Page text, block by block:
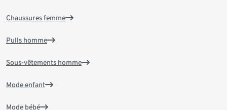
Chaussures femme
Pulls homme
Sous-vêtements homme
Mode enfant
Mode bébé